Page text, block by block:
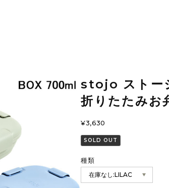
stojo ストー
折りたたみお
¥3,630
SOLD OUT
種類